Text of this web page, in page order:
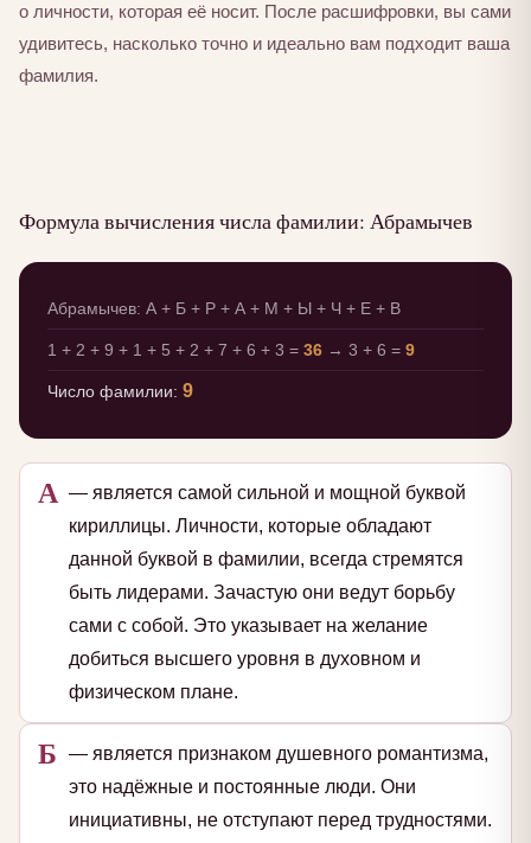
о личности, которая её носит. После расшифровки, вы сами
удивитесь, насколько точно и идеально вам подходит ваша
фамилия.
Формула вычисления числа фамилии: Абрамычев
Абрамычев: А + Б + Р + А + М + Ы + Ч + Е + В
1 + 2 + 9 + 1 + 5 + 2 + 7 + 6 + 3 = 36 → 3 + 6 = 9
Число фамилии: 9
А — является самой сильной и мощной буквой
кириллицы. Личности, которые обладают
данной буквой в фамилии, всегда стремятся
быть лидерами. Зачастую они ведут борьбу
сами с собой. Это указывает на желание
добиться высшего уровня в духовном и
физическом плане.
Б
— является признаком душевного романтизма,
это надёжные и постоянные люди. Они
инициативны, не отступают перед трудностями.